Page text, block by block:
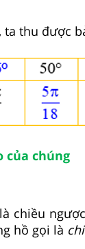
thu được
của chúng
chiều
hồ gọi là